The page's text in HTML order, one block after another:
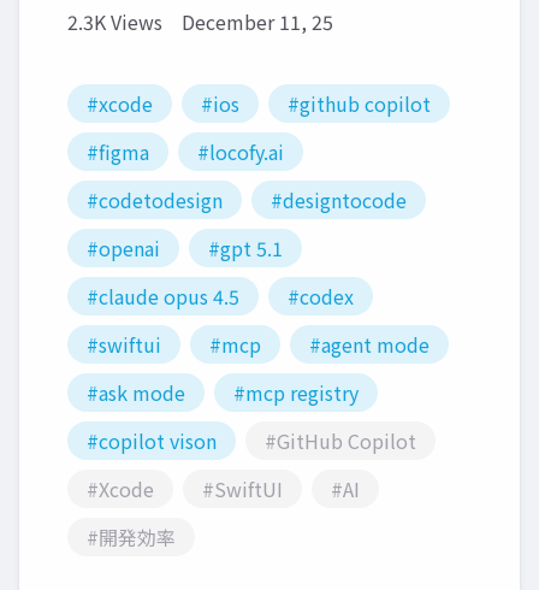
2.3K Views December 11, 25
#xcode #ios
#github copilot
#figma
#locofy.ai
#codetodesign
#designtocode
#openai
#gpt 5.1
#claude opus 4.5
#codex
#swiftui
#mcp
#agent mode
#ask mode
#mcp registry
#copilot vison
#GitHub Copilot
#Xcode
#SwiftUI
#AI
#開発効率